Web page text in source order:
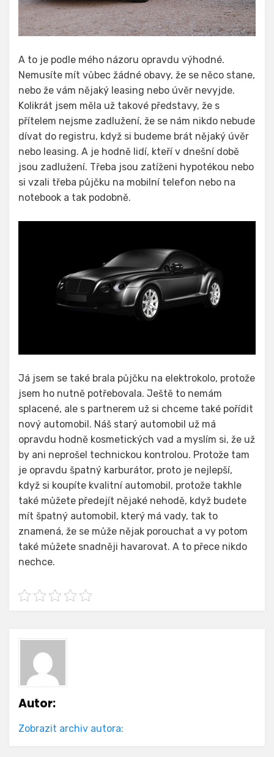
A to je podle mého názoru opravdu výhodné.
Nemusíte mít vůbec žádné obavy, že se něco stane,
nebo že vám nějaký leasing nebo úvěr nevyjde.
Kolikrát jsem měla už takové představy, že s
přítelem nejsme zadlužení, že se nám nikdo nebude
dívat do registru, když si budeme brát nějaký úvěr
nebo leasing. A je hodně lidí, kteří v dnešní době
jsou zadlužení. Třeba jsou zatíženi hypotékou nebo
si vzali třeba půjčku na mobilní telefon nebo na
notebook a tak podobně.
Já jsem se také brala půjčku na elektrokolo, protože
jsem ho nutně potřebovala. Ještě to nemám
splacené, ale s partnerem už si chceme také pořídit
nový automobil. Náš starý automobil už má
opravdu hodně kosmetických vad a myslím si, že už
by ani neprošel technickou kontrolou. Protože tam
je opravdu špatný karburátor, proto je nejlepší,
když si koupíte kvalitní automobil, protože takhle
také můžete předejít nějaké nehodě, když budete
mít špatný automobil, který má vady, tak to
znamená, že se může nějak porouchat a vy potom
také můžete snadněji havarovat. A to přece nikdo
nechce.
Autor:
Zobrazit archiv autora: